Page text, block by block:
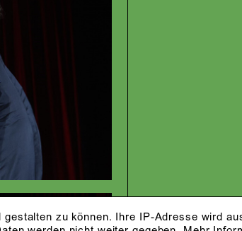
zu können. Ihre IP-Adresse wird